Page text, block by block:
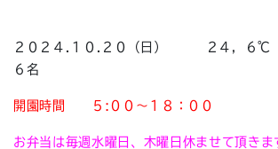
２０２４.１０.２０（日） ２４，
６名
開園時間 ５:００～１８：００
お弁当は毎週水曜日、木曜日休ませて頂きま